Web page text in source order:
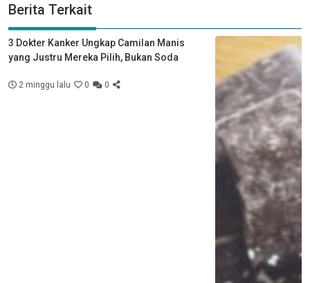
Berita Terkait
3 Dokter Kanker Ungkap Camilan Manis
yang Justru Mereka Pilih, Bukan Soda
2 minggu lalu 0 0